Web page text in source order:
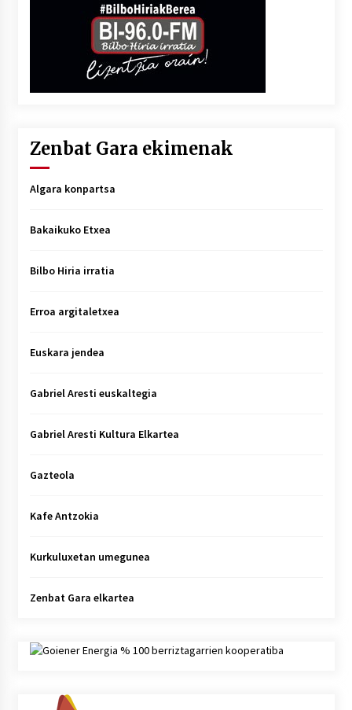
Zenbat Gara ekimenak
Algara konpartsa
Bakaikuko Etxea
Bilbo Hiria irratia
Erroa argitaletxea
Euskara jendea
Gabriel Aresti euskaltegia
Gabriel Aresti Kultura Elkartea
Gazteola
Kafe Antzokia
Kurkuluxetan umegunea
Zenbat Gara elkartea